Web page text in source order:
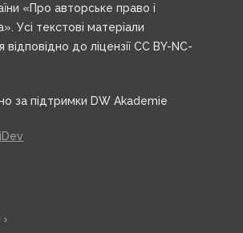
«Про авторське право і
Усі текстові матеріали
до ліцензії CC BY-NC-
за підтримки DW Akademie
iDev